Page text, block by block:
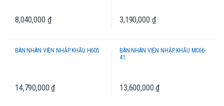
8,040,000 ₫ 3,190,000 ₫
BÀN NHÂN VIÊN NHẬP KHẨU H605
14,790,000₫
BÀN NHÂN VIÊN NHẬP KHẨU MC66-
41
13,600,000₫